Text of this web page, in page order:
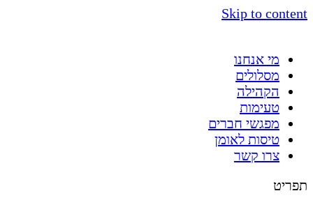
Skip to content
מי אנחנו
מסלולים
הקהילה
טעימות
מפגשי חברים
טיסות לאומן
צרו קשר
תפריט